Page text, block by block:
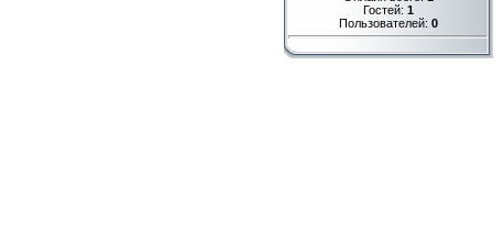
Гостей: 1
Пользователей: 0